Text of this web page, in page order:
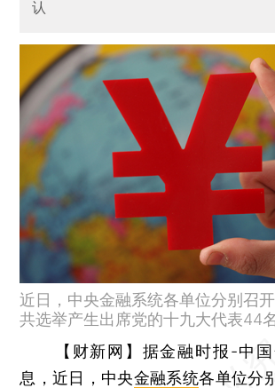
认
近日，中央金融系统各单位分别召
共选举产生出席党的十九大代表44
【财新网】 据金融时报-中
息，近日，中央金融系统各单位分